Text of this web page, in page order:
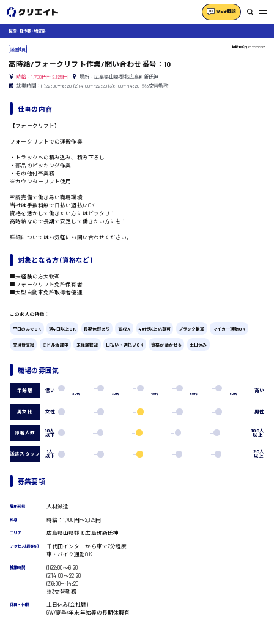
WEB相談
製造・軽作業・物流系
製造オペレーター
検品・包装・箱詰め
医師
看護師
オフィスワーク系
貿易事務
コールセンターオペレーター
総務事務
経理事務
営業事務
受付事務
医療事務
翻訳、通訳
IT・クリエイティブ系
CADオペレーター
広島市中区
広島市南区
広島市西区
広島市安佐南区
広島市安佐北区
時給1200円～
時給1300円～
時給1400円～
製造・軽作業・物流系
派遣社員 掲載更新日2026/06/23
高時給/フォークリフト作業/問い合わせ番号：10
時給：1,700円～2,125円
場所：広島県山県郡北広島町新氏神
就業時間：(1)22:00〜6:20 (2)14:00〜22:20 (3)6:00〜14:20 ※3交替勤務
仕事の内容
【フォークリフト】
フォークリフトでの運搬作業
・トラックへの積み込み、積み下ろし
・部品のピッキング作業
・その他付帯業務
※カウンターリフト使用
空調完備で働き易い職場環境
当社は手数料無で日払い週払いOK
資格を活かして働きたい方にはピッタリ！
高時給なので長期で安定して働きたい方にも！
詳細についてはお気軽にお問い合わせください。
対象となる方 (資格など)
■未経験の方大歓迎
■フォークリフト免許保有者
■大型自動車免許取得者優遇
この求人の特徴：
平日のみでOK 週4日以上OK 長期休暇あり 高収入 40代以上応募可 ブランク歓迎 マイカー通勤OK
交通費支給 ミドル活躍中 未経験歓迎 日払い・週払いOK 資格が活かせる 土日休み
職場の雰囲気
年齢層 低い
20代 30代 40代 50代 60代
高い
男女比 女性 男性
部署人数 10人
以下
100人
以上
派遣スタッフ 1人
以下
20人
以上
募集要項
雇用形態 人材派遣
給与 時給：1,700円～2,125円
エリア 広島県山県郡北広島町新氏神
アクセス(最寄駅)
千代田インターから車で7分程度
車・バイク通勤OK
就業時間
(1)22:00〜6:20
(2)14:00〜22:20
(3)6:00〜14:20
※3交替勤務
休日・休暇
土日休み(会社暦)
GW/夏季/年末年始等の長期休暇有